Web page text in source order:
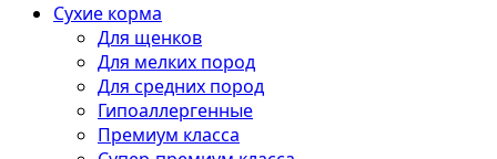
Сухие корма
Для щенков
Для мелких пород
Для средних пород
Гипоаллергенные
Премиум класса